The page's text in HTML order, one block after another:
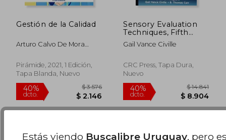
dcto. $ 3.262 dcto.
Gestión de la Calidad
Arturo Calvo De Mora
Garc&Iacute;A-Legaz;
Rafael
Peri&Aacute;&Ntilde;Ez
Crist&Oacute;Bal
Pirámide, 2021, 1 Edición,
Tapa Blanda, Nuevo
Sensory Evaluation
Techniques, Fifth
Edition
Gail Vance Civille
CRC Press, Tapa Dura,
Nuevo
Estás viendo Buscalibre Uruguay, pero